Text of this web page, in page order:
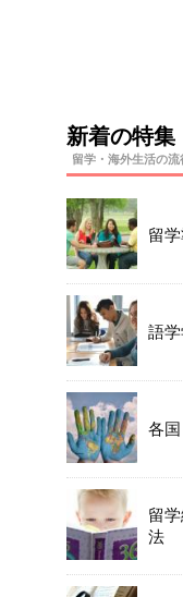
新着の特集
留学・海外生活の流
留
語
各
留
法